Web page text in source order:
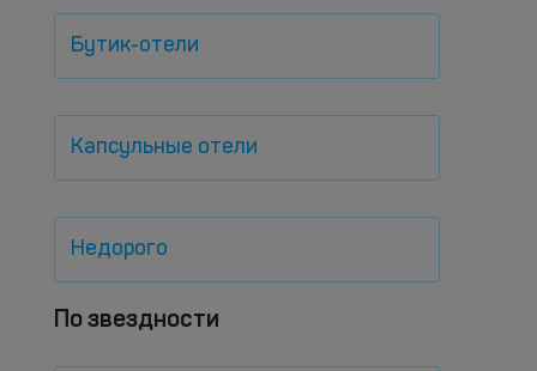
Бутик-отели
Капсульные отели
Недорого
По звездности